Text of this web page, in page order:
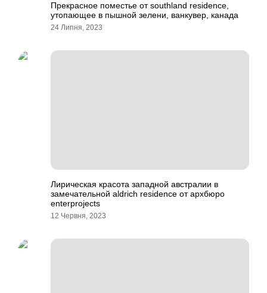
Прекрасное поместье от southland residence,
утопающее в пышной зелени, ванкувер, канада
24 Липня, 2023
Лирическая красота западной австралии в
замечательной aldrich residence от архбюро
enterprojects
12 Червня, 2023